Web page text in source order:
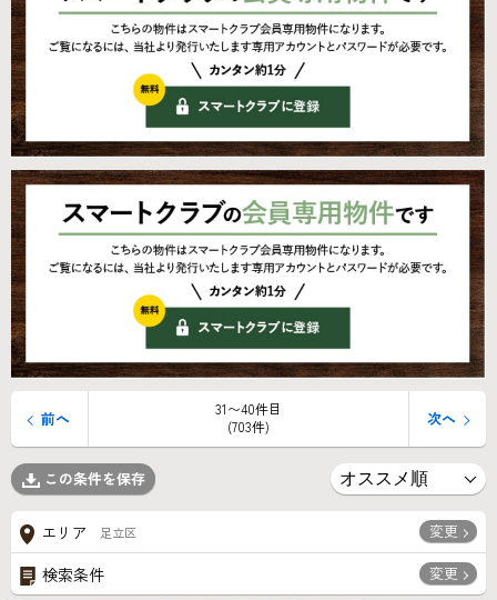
31〜40件目
(703件)
前へ 次へ
この条件を保存
エリア 足立区 変更
検索条件 変更